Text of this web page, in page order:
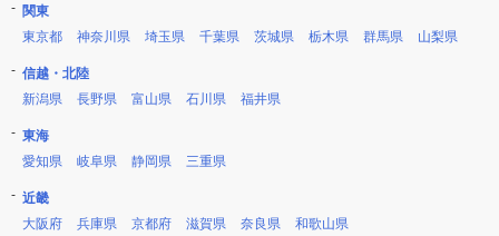
関東
東京都
神奈川県 埼玉県 千葉県 茨城県 栃木県 群馬県 山梨県
信越・北陸
新潟県
長野県 富山県 石川県 福井県
東海
愛知県
岐阜県 静岡県 三重県
近畿
大阪府
兵庫県 京都府 滋賀県 奈良県 和歌山県